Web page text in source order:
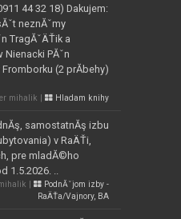
44 32 18) Dakujem:
neznĂˇmy
TragĂˇÄŤik a
PĂˇn
(2 prĂ­behy)
mihalik | Hladam knihy
samostatnĂş izbu
v RaÄŤi,
pre mladĂ©ho
1.5.2026. ..
|
PodnĂˇjom izby -
RaÄŤa/Vajnory, BA